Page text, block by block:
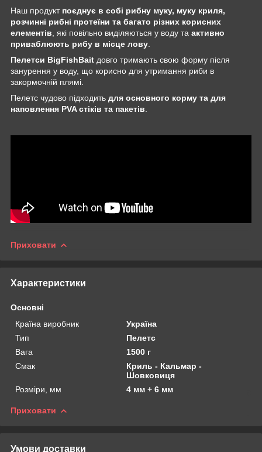
Наш продукт поєднує в собі рибну муку, муку криля,
розчинні рибні протеїни та багато різних корисних
елементів , які повільно виділяються у воду та активно
приваблюють рибу в місце лову
Пелетси BigFishBait довго тримають свою форму після
занурення у воду, що корисно для утримання риби в
закормочній плямі.
Пелетс чудово підходить для основного корму та для
наповлення PVA стіків та пакетів
Приховати
Характеристики
Основні
Країна виробник
Україна
Тип
Пелетс
Вага
1500 г
Смак
Криль - Кальмар -
Шовковиця
Розміри, мм
4 мм + 6 мм
Приховати
Умови доставки